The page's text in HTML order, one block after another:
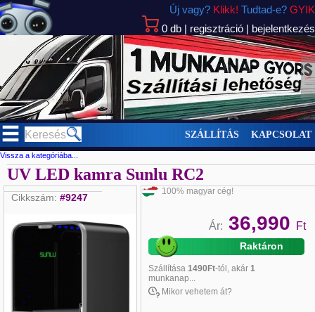
0 db | regisztráció | bejelentkezés
Új vagy? Klikk! Tudtad-e? GYIK
>
SZÁLLÍTÁS KAPCSOLAT
Vissza a kategóriába...
UV LED kamra Sunlu RC2
Cikkszám: #9247
100% magyar cég!
Ár:36,990 Ft
Raktáron
Szállítása1490Ft-tól, akár1
munkanap...
Mikor vehetem át?